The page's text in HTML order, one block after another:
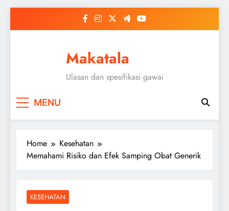
Makatala
Ulasan dan spesifikasi gawai
MENU
Home
Kesehatan
Memahami Risiko dan Efek Samping Obat Generik
KESEHATAN